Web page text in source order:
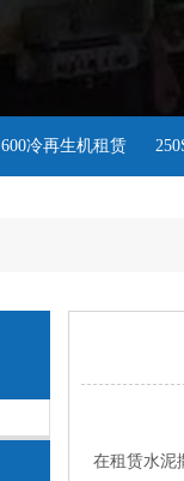
600冷再生机租赁
在租赁水泥